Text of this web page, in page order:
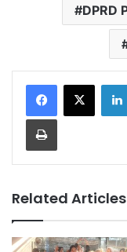
DPRD
Print
Related Articles